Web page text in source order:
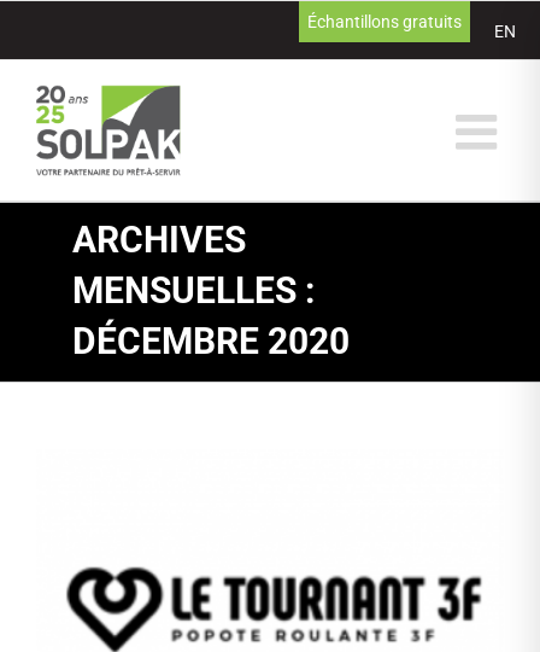
contenu
EN
Échantillons gratuits
ARCHIVES
MENSUELLES :
DÉCEMBRE 2020